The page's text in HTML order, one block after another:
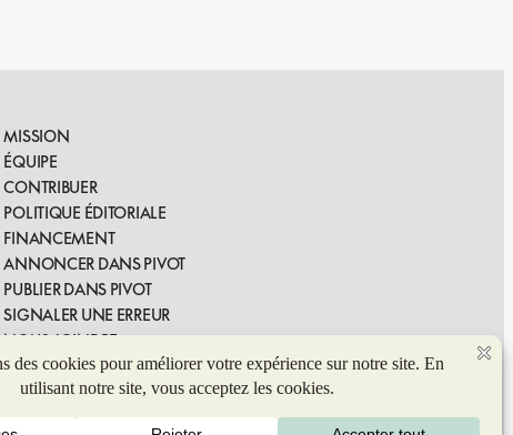
MISSION
ÉQUIPE
CONTRIBUER
POLITIQUE ÉDITORIALE
FINANCEMENT
ANNONCER DANS PIVOT
PUBLIER DANS PIVOT
SIGNALER UNE ERREUR
NOUS JOINDRE
© 2026 Coop de solidarité Pivot. Tous droits réservés.